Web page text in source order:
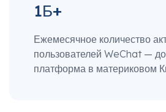
1Б+
Ежемесячное количество
пользователей WeChat —
платформа в материковом